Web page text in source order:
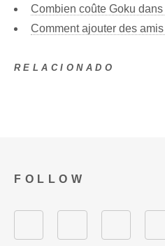
Combien coûte Goku
Comment ajouter des
RELACIONADO
FOLLOW